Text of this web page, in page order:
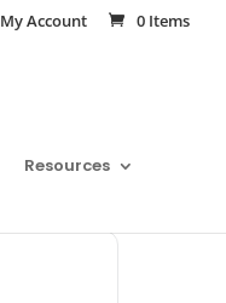
My Account 0 Items
Resources